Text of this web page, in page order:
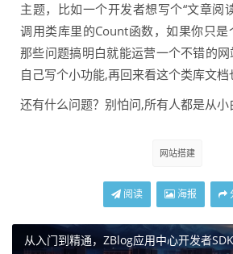
主题，比如一个开发者想写个“文章阅
调用类库里的Count函数，如果你只
那些问题搞明白就能运营一个不错的
自己写个小功能,再回来看这个类库文档
还有什么问题？别怕问,所有人都是从小
网站搭建
阅读 海报
从入门到精通，ZBlog应用中心开发者